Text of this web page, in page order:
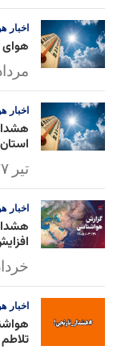
p
اخبار
هوای
مرداد ۳,
اخبار
تیر ۲۷, ۱۴۰۵
اخبار
خرداد ۳۰,
اخبار